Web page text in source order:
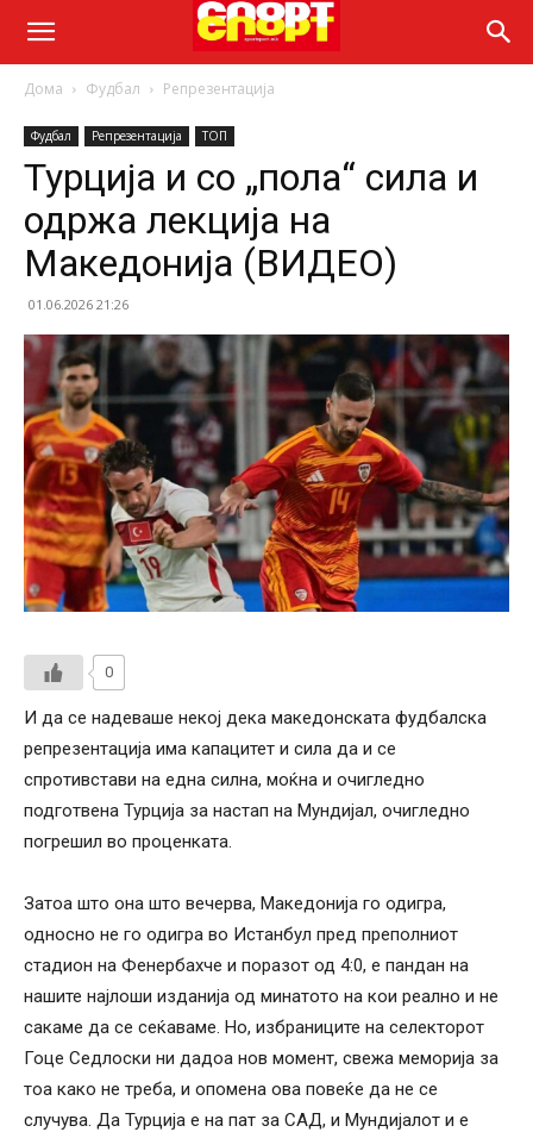
Дома Фудбал Репрезентација
Фудбал Репрезентација ТОП
Турција и со „пола“ сила и
одржа лекција на
Македонија (ВИДЕО)
01.06.2026 21:26
0
И да се надеваше некој дека македонската фудбалска
репрезентација има капацитет и сила да и се
спротивстави на една силна, моќна и очигледно
подготвена Турција за настап на Мундијал, очигледно
погрешил во проценката.
Затоа што она што вечерва, Македонија го одигра,
односно не го одигра во Истанбул пред преполниот
стадион на Фенербахче и поразот од 4:0, е пандан на
нашите најлоши изданија од минатото на кои реално и не
сакаме да се сеќаваме. Но, избраниците на селекторот
Гоце Седлоски ни дадоа нов момент, свежа меморија за
тоа како не треба, и опомена ова повеќе да не се
случува. Да Турција е на пат за САД, и Мундијалот и е